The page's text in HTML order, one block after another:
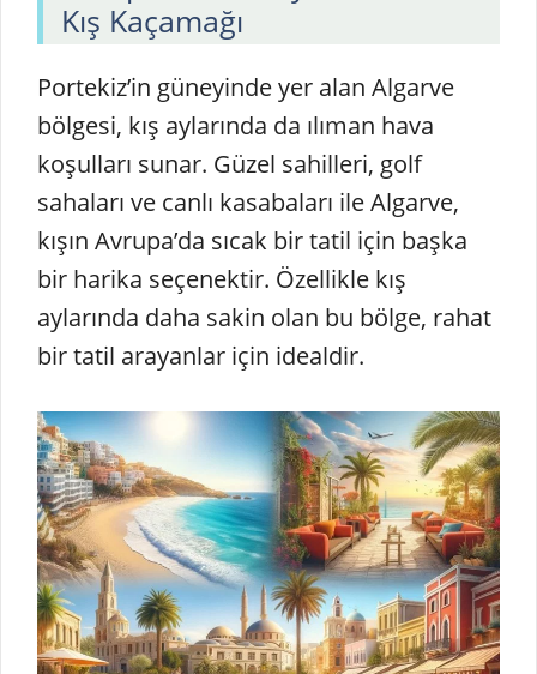
Kış Kaçamağı
Portekiz’in güneyinde yer alan Algarve
bölgesi, kış aylarında da ılıman hava
koşulları sunar. Güzel sahilleri, golf
sahaları ve canlı kasabaları ile Algarve,
kışın Avrupa’da sıcak bir tatil için başka
bir harika seçenektir. Özellikle kış
aylarında daha sakin olan bu bölge, rahat
bir tatil arayanlar için idealdir.